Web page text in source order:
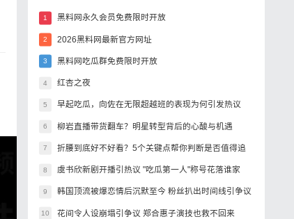
1 黑料网永久会员免费限时开放
2 2026黑料网最新官方网址
3 黑料网吃瓜群免费限时开放
4 红杏之夜
5 早起吃瓜，向佐在无限超越班的表现为何引发热议
6 柳岩直播带货翻车？明星转型背后的心酸与机遇
7 折腰到底好不好看？5个关键点帮你判断是否值得追
8 虞书欣新剧开播引热议 "吃瓜第一人"称号花落谁家
9 韩国顶流被爆恋情后沉默至今 粉丝扒出时间线引争议
10 花间令人设崩塌引争议 郑合惠子演技也救不回来